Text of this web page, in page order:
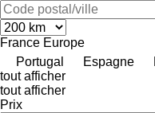
France Europe
Portugal
Espagne
tout afficher
tout afficher
Prix